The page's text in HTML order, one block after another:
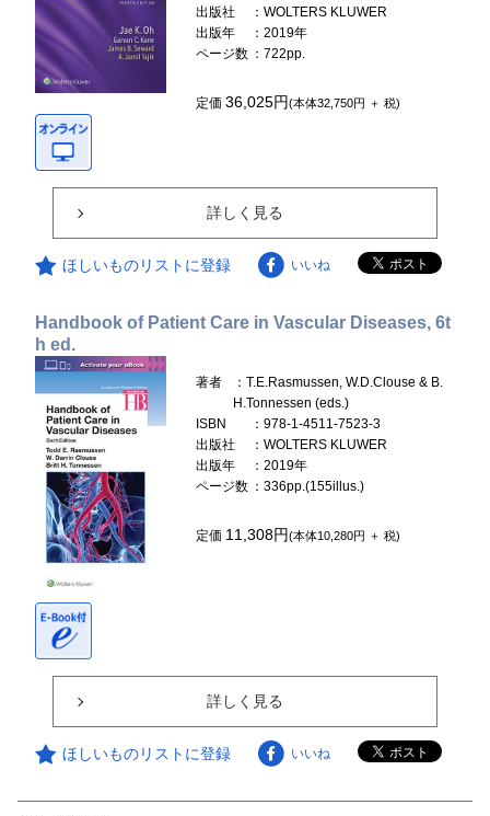
出版社
：WOLTERS KLUWER
出版年
：2019年
ページ数 ：722pp.
定価36,025円(本体32,750円 ＋ 税)
詳しく見る
ほしいものリストに登録 いいね
Handbook of Patient Care in Vascular Diseases, 6t
h ed.
著者
：T.E.Rasmussen, W.D.Clouse & B.
H.Tonnessen (eds.)
ISBN
：978-1-4511-7523-3
出版社
：WOLTERS KLUWER
出版年
：2019年
ページ数 ：336pp.(155illus.)
定価 11,308円(本体10,280円 ＋ 税)
詳しく見る
ほしいものリストに登録 いいね